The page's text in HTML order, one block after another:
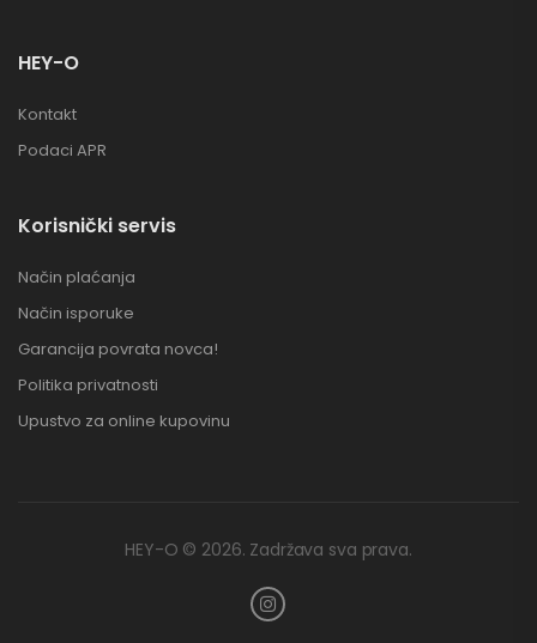
HEY-O
Kontakt
Podaci APR
Korisnički servis
Način plaćanja
Način isporuke
Garancija povrata novca!
Politika privatnosti
Upustvo za online kupovinu
HEY-O © 2026. Zadržava sva prava.